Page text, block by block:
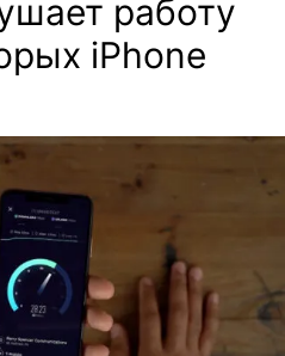
работу
iPhone